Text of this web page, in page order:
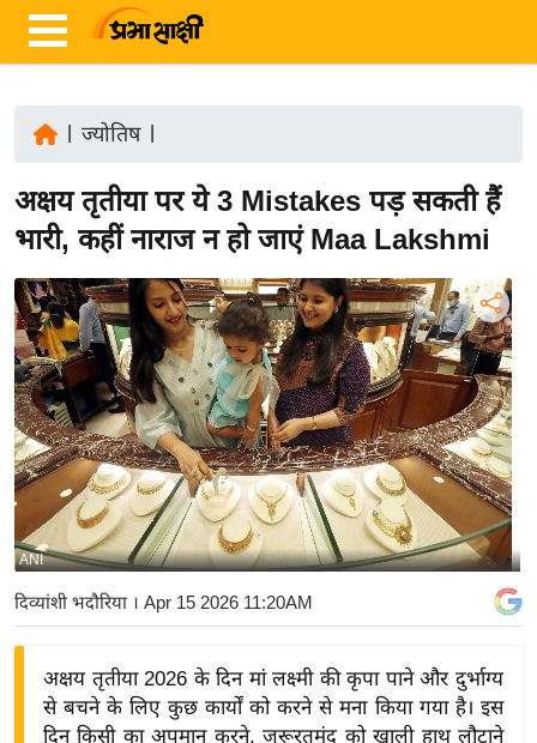
ज़ा
ख
र
रा
ष्ट्री
य
अं
त
ष्ट्री
य
बि
ज़
ज्योतिष|
अक्षय तृतीया पर ये 3 Mistakes पड़ सकती हैं
भारी, कहीं नाराज न हो जाएं Maa Lakshmi
ANI
दिव्यांशी भदौरिया । Apr 15 2026 11:20AM
अक्षय तृतीया 2026 के दिन मां लक्ष्मी की कृपा पाने और दुर्भाग्य
से बचने के लिए कुछ कार्यों को करने से मना किया गया है। इस
दिन किसी का अपमान करने, जरूरतमंद को खाली हाथ लौटाने